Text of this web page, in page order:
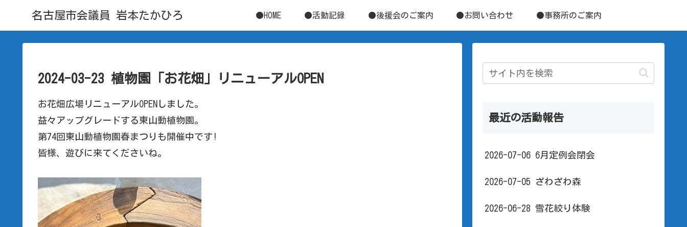
名古屋市会議員 岩本たかひろ ●HOME ●活動記録 ●後援会のご案内 ●お問い合わせ ●事務所のご案内
2024-03-23 植物園「お花畑」リニューアルOPEN
お花畑広場リニューアルOPENしました。
益々アップグレードする東山動植物園。
第74回東山動植物園春まつりも開催中です!
皆様、遊びに来てくださいね。
最近の活動報告
2026-07-06 6月定例会閉会
2026-07-05 ざわざわ森
2026-06-28 雪花絞り体験